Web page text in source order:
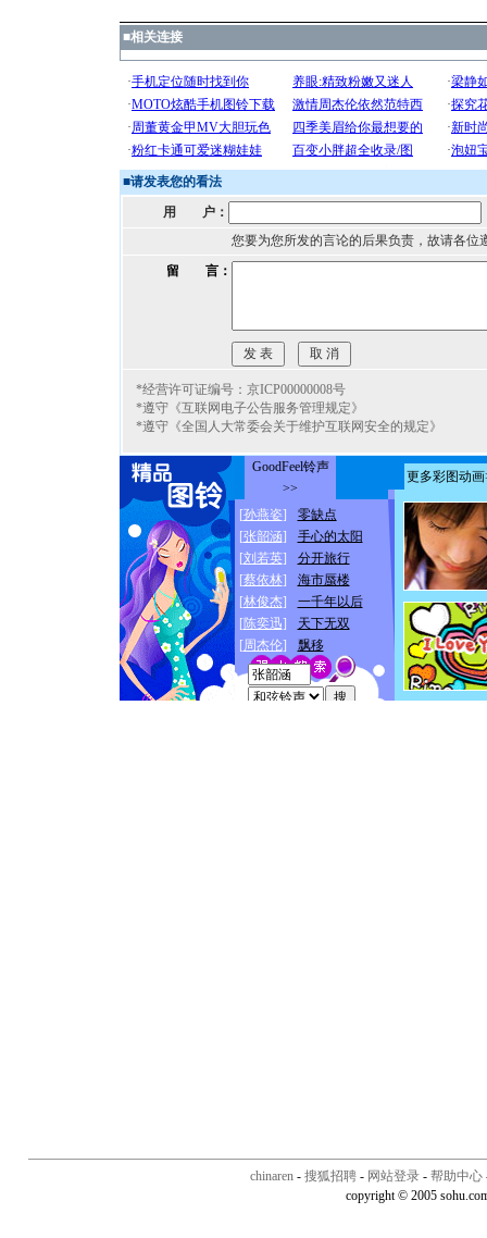
■相关连接
■请发表您的看法
用 户：
您要为您所发的言论的后果负责，故请各位
留 言：
*经营许可证编号：京ICP00000008号
*遵守《互联网电子公告服务管理规定》
*遵守《全国人大常委会关于维护互联网安全的规定》
chinaren - 搜狐招聘 - 网站登录 - 帮助中心
copyright © 2005